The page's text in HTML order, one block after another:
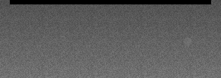
彬、邵大倫、曹雅雯、陳孟賢、黃露
瑤